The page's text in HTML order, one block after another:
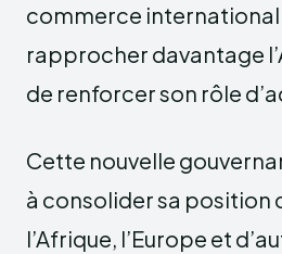
commerce
rapprocher davantage
de renforcer son rôle
Cette nouvelle
à consolider sa
l’Afrique, l’Europe et